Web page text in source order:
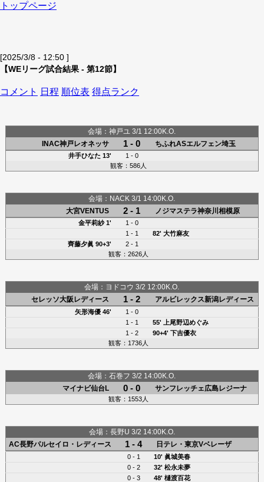
トップページ
[2025/3/8 - 12:50 ]
【WEリーグ試合結果 - 第12節】
コメント 日程 順位表 得点ランク
会場：神戸ユ 3/1 12:00K.O.
INAC神戸レオネッサ
1 - 0 ちふれASエルフェン埼玉
井手ひなた 13'
1 - 0
観客：586人
会場：NACK 3/1 14:00K.O.
大宮VENTUS
2 - 1 ノジマステラ神奈川相模原
金平莉紗1'
1 - 0
1 - 1
82' 大竹麻友
齊藤夕眞90+3'
2 - 1
観客：2626人
会場：ヨドコウ 3/2 12:00K.O.
セレッソ大阪レディース
1 - 2 アルビレックス新潟レディース
矢形海優46'
1 - 0
1 - 1
55'
上尾野辺めぐみ
1 - 2
90+4' 下吉優衣
観客：1736人
会場：石巻フ 3/2 14:00K.O.
マイナビ仙台L
0 - 0 サンフレッチェ広島レジーナ
観客：1553人
会場：長野U 3/2 14:00K.O.
AC長野パルセイロ・レディース
1 - 4 日テレ・東京Vベレーザ
0 - 1 10' 眞城美春
0 - 2
32' 松永未夢
0 - 3
48' 樋渡百花